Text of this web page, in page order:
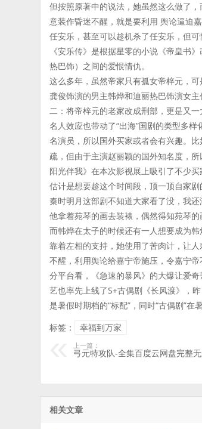
但按照原著中的说法，她虽然这么做了
意装作昏迷不醒，就是要利用 舆论逼迫
任安乐，甚至可以趁机杀了任安乐，但
《安乐传》是根据星零的小说《帝皇书
热巴饰）之间的爱恨情仇。
这么多年，虽然帝家只有孤女帝梓元，可
龚俊饰演的男主韩烨和迪丽热巴饰演女
二：将帝梓元的老家改成刑部，更是又
名人效应也带动了“出海”国剧的类型多
名演员，所以国外买家或者会有兴趣。比
疏，但由于主演赵丽颖的国外知名度，
阳光伴我》在本次影视展上吸引了不少
估计是想要趁这个时间段，顶一顶自家剧
秦时明月这部剧不知道大家看了没，我还
他拿着苑琴的画去装裱，偶然得知苑琴
而韩烨在太子的时候还有一人想要成为
靠着左相的支持，她使用了苦肉计，让
不醒，利用舆论给嘉宁帝施压，令嘉宁帝
分平台看，《急速的暴风》的大爆让爱
艺也率先上线了S+古偶剧《长风渡》，
是暑假时期档的“标配”，同时“古偶剧”在
标签：
幸福到万家
上一篇：
弓元特攻队-全集百度云网盘完整
相关文章